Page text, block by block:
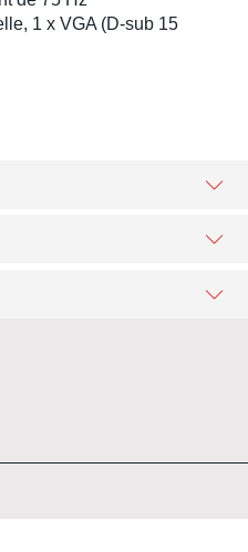
1 x VGA (D-sub 15